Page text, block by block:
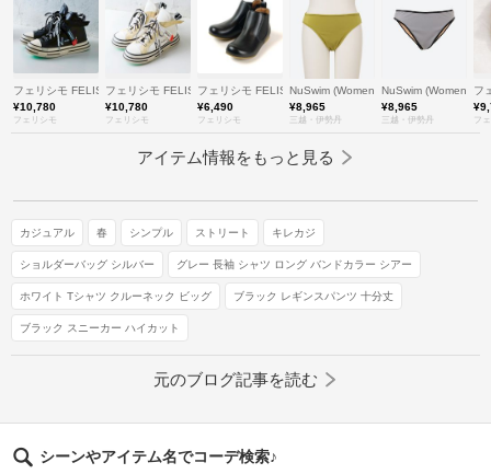
フェリシモ FELISSIMO
¥10,780
フェリシモ
フェリシモ FELISSIMO
¥10,780
フェリシモ
フェリシモ FELISSIMO
¥6,490
フェリシモ
NuSwim (Women)/ヌースイム
¥8,965
三越・伊勢丹
NuSwim (Women)/ヌ
¥8,965
三越・伊勢丹
フ
フ
アイテム情報をもっと見る
カジュアル 春 シンプル ストリート キレカジ
ショルダーバッグ シルバー グレー 長袖 シャツ ロング バンドカラー シアー
ホワイト Tシャツ クルーネック ビッグ ブラック レギンスパンツ 十分丈
ブラック スニーカー ハイカット
元のブログ記事を読む
シーンやアイテム名でコーデ検索♪